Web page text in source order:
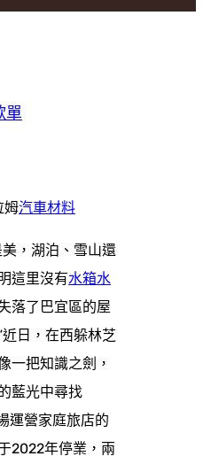
單
姆汽車材料
，湖泊、雪山還
這里沒有水箱水
落了巴宜區的屋
日，在西躲林芝
一把知識之劍，
藍光中尋找
運營家庭旅店的
2022年停業，兩